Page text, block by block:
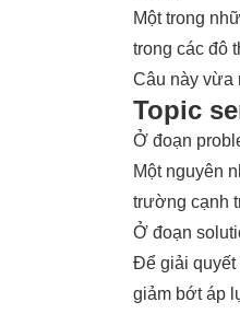
Một trong
trong các đô
Câu này vừa
Topic
Ở đoạn
Một nguyên
trường cạnh
Ở đoạn
Để giải quyết
giảm bớt áp